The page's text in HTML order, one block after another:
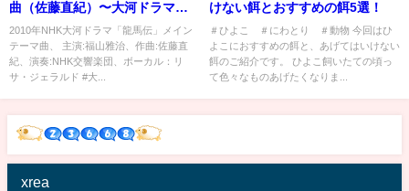
曲（佐藤直紀）〜大河ドラマ名
曲選〜
2010年NHK大河ドラマ「龍馬伝」メイン
テーマ曲、 主演:福山雅治、作曲:佐藤直
紀、演奏:NHK交響楽団、ボーカル：リ
サ・ジェラルド #大...
けない餌とおすすめの餌5選！
＃ひよこ ＃にわとり ＃動物 今回はひ
よこにおすすめの餌と、あげてはいけない
餌のご紹介です。 ひよこ飼いたての頃っ
て色々なものあげたくなりま...
xrea